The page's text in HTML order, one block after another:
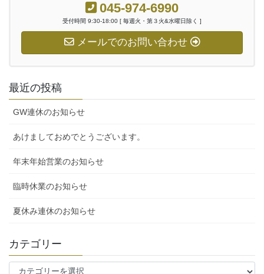
045-974-6990
受付時間 9:30-18:00 [ 毎週火・第３火&水曜日除く ]
メールでのお問い合わせ
最近の投稿
GW連休のお知らせ
あけましておめでとうございます。
年末年始営業のお知らせ
臨時休業のお知らせ
夏休み連休のお知らせ
カテゴリー